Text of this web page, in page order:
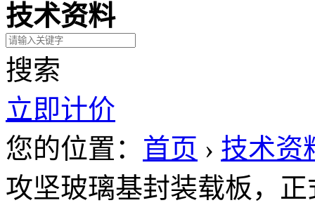
技术资料
搜索
立即计价
您的位置： 首页 › 技术资
攻坚玻璃基封装载板，